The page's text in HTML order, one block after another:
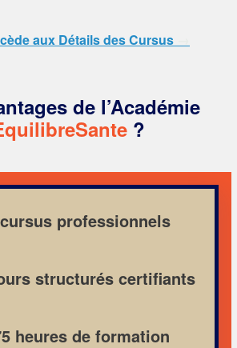
aux Détails des Cursus
de l’Académie
?
professionnels
structurés certifiants
heures de formation